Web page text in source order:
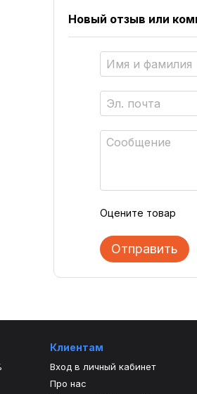
Новый отзыв или
Оцените товар
Отправить
Клиентам
Вход в личный кабинет
Про нас